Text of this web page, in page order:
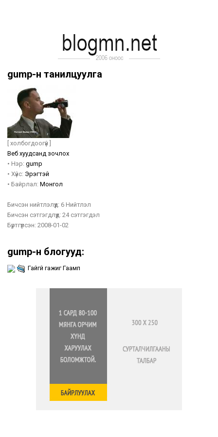
gump-н танилцуулга
[ холбогдоогүй ]
Веб хуудсанд зочлох
• Нэр: gump
• Хүйс: Эрэгтэй
• Байрлал: Монгол
Бичсэн нийтлэлүүд: 6 Нийтлэл
Бичсэн сэтгэгдлүүд: 24 сэтгэгдэл
Бүртгүүлсэн: 2008-01-02
gump-н блогууд:
Гайгүй гажиг Гаамп